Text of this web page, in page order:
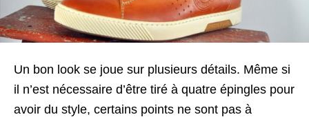
Un bon look se joue sur plusieurs détails. Même si
il n’est nécessaire d’être tiré à quatre épingles pour
avoir du style, certains points ne sont pas à